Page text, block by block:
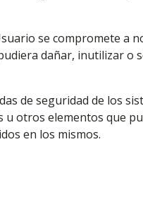
se compromete a
dañar, inutilizar
de seguridad de los
otros elementos que
en los mismos.